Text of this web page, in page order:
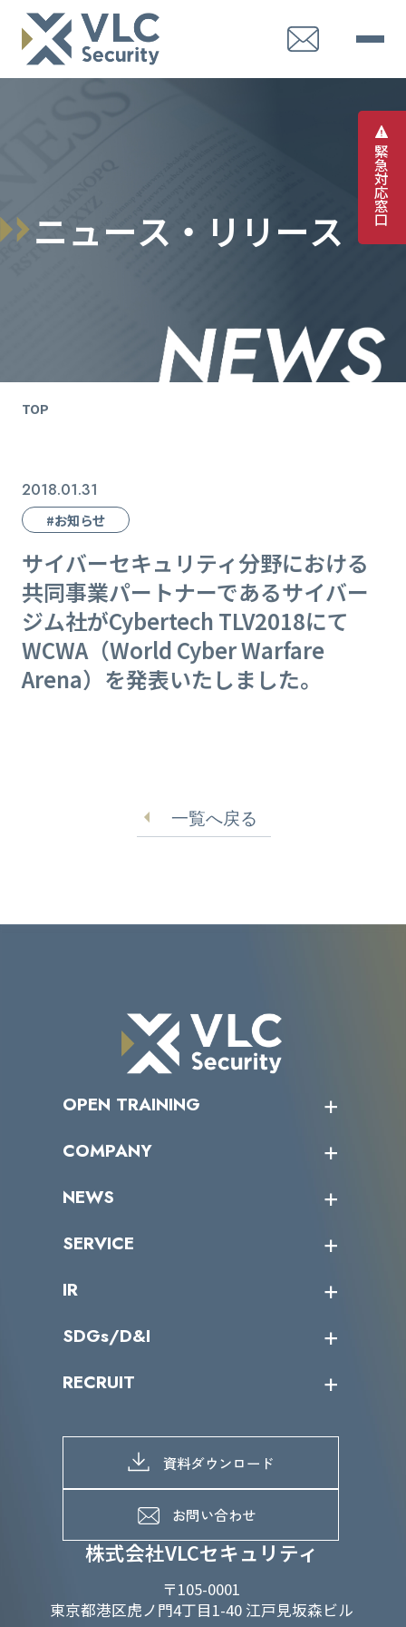
緊
急
対
応
窓
口
ニュース ・ リ リ ース
TOP
2018.01.31
#お知らせ
サイバーセキュリティ分野における
共同事業パートナーであるサイバー
ジム社がCybertech TLV2018にて
WCWA（World Cyber Warfare
Arena）を発表いたしました。
一覧へ戻る
株式会社VLCセキュリティ
〒105-0001
東京都港区虎ノ門4丁目1-40 江戸見坂森ビル
OPEN TRAINING
受講者の声
COMPANY
トップメッセージ
ミッション／ビジョン
パートナー企業一覧
NEWS
サイバーニュース
SERVICE
カテゴリー別サービス一覧
IR
IRカレンダー
IRライブラリー
よくあるご質問
SDGs/D&I
当グループのマテリアリティ
SDGs推進体制
D&Iの取り組み
RECRUIT
募集職種一覧
メッセージ
メンバーインタビュー
資料ダウンロード
お問い合わせ